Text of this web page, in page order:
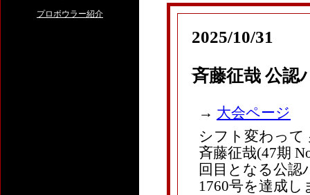
プロボウラー紹介
2025/10/31
斉藤征哉 公認
→ 大会ページ
シフト変わって
斉藤征哉(47期
回目となる公認
1760号を達成し